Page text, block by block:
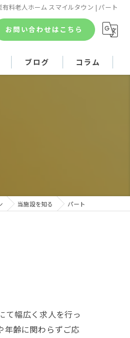
料老人ホーム スマイルタウン | パート
お問い合わせはこちら
ブログ コラム
当施設を知る パート
て幅広く求人を行っ
年齢に関わらずご応